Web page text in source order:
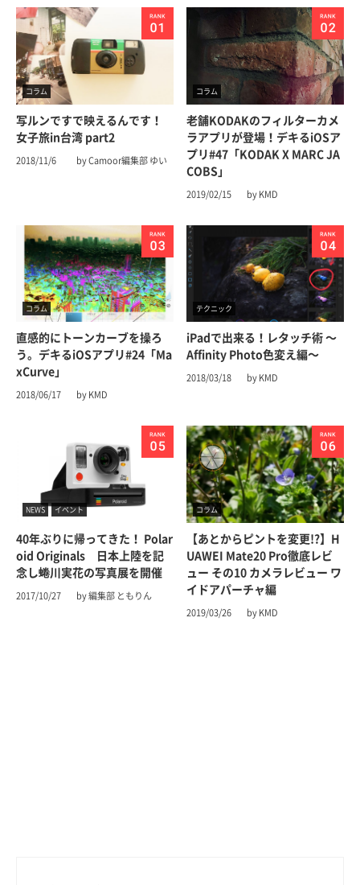
コラム
写ルンですで映えるんです！
女子旅in台湾 part2
2018/11/6 by Camoor編集部 ゆい
コラム
老舗KODAKのフィルターカメ
ラアプリが登場！デキるiOSア
プリ#47「KODAK X MARC JA
COBS」
2019/02/15 by KMD
コラム
直感的にトーンカーブを操ろ
う。デキるiOSアプリ#24「Ma
xCurve」
2018/06/17 by KMD
テクニック
iPadで出来る！レタッチ術 〜
Affinity Photo色変え編〜
2018/03/18 by KMD
NEWS イベント
40年ぶりに帰ってきた！ Polar
oid Originals 日本上陸を記
念し蜷川実花の写真展を開催
2017/10/27 by 編集部 ともりん
コラム
【あとからピントを変更!?】H
UAWEI Mate20 Pro徹底レビ
ュー その10 カメラレビュー ワ
イドアパーチャ編
2019/03/26 by KMD